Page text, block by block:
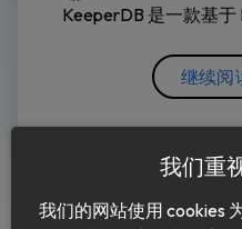
KeeperDB 是一款基
继续阅
我们重
我们的网站使用 cookies